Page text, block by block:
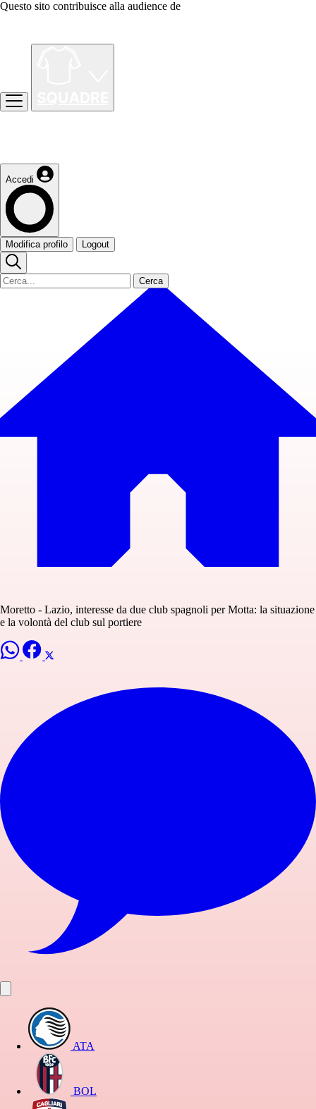
Questo sito contribuisce alla audience de
Accedi
Modifica profilo Logout
Cerca
Moretto - Lazio, interesse da due club spagnoli per Motta: la situazione
e la volontà del club sul portiere
ATA
BOL